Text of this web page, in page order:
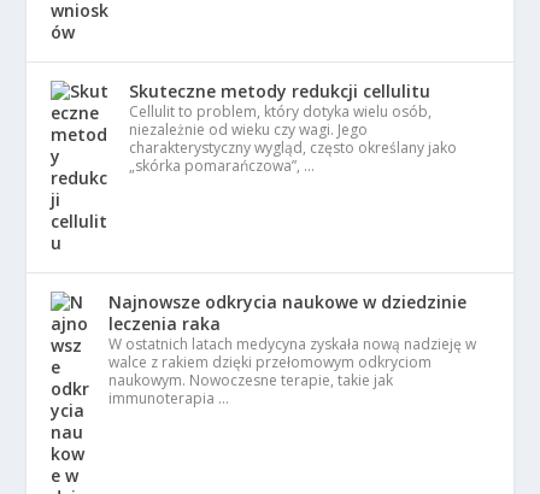
Skuteczne metody redukcji cellulitu
Cellulit to problem, który dotyka wielu osób,
niezależnie od wieku czy wagi. Jego
charakterystyczny wygląd, często określany jako
„skórka pomarańczowa”, …
Najnowsze odkrycia naukowe w dziedzinie
leczenia raka
W ostatnich latach medycyna zyskała nową nadzieję w
walce z rakiem dzięki przełomowym odkryciom
naukowym. Nowoczesne terapie, takie jak
immunoterapia …